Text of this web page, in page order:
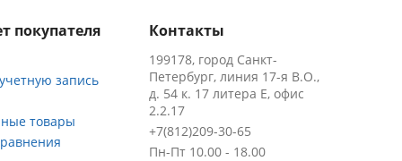
покупателя
запись
товары
Контакты
199178, город Санкт-
Петербург, линия 17-я В.О.,
д. 54 к. 17 литера Е, офис
2.2.17
+7(812)209-30-65
Пн-Пт 10.00 - 18.00